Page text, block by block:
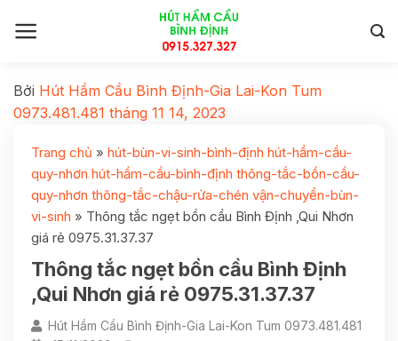
Bởi Hút Hầm Cầu Bình Định-Gia Lai-Kon Tum
0973.481.481 tháng 11 14, 2023
Trang chủ » hút-bùn-vi-sinh-bình-định hút-hầm-cầu-
quy-nhơn hút-hầm-cầu-bình-định thông-tắc-bồn-cầu-
quy-nhơn thông-tắc-chậu-rửa-chén vận-chuyển-bùn-
vi-sinh » Thông tắc ngẹt bồn cầu Bình Định ,Qui Nhơn
giá rẻ 0975.31.37.37
Thông tắc ngẹt bồn cầu Bình Định
,Qui Nhơn giá rẻ 0975.31.37.37
Hút Hầm Cầu Bình Định-Gia Lai-Kon Tum 0973.481.481